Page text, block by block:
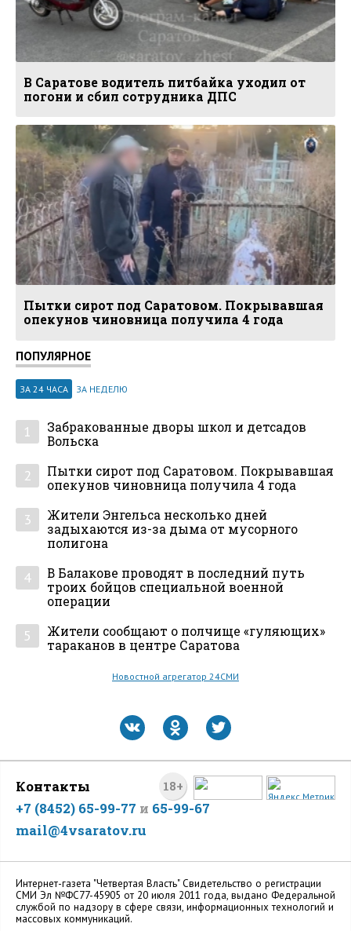
В Саратове водитель питбайка уходил от
погони и сбил сотрудника ДПС
Пытки сирот под Саратовом. Покрывавшая
опекунов чиновница получила 4 года
ПОПУЛЯРНОЕ
ЗА 24 ЧАСА ЗА НЕДЕЛЮ
1
Забракованные дворы школ и детсадов
Вольска
2
Пытки сирот под Саратовом. Покрывавшая
опекунов чиновница получила 4 года
3
Жители Энгельса несколько дней
задыхаются из-за дыма от мусорного
полигона
4
В Балакове проводят в последний путь
троих бойцов специальной военной
операции
5
Жители сообщают о полчище «гуляющих»
тараканов в центре Саратова
Новостной агрегатор 24СМИ
18+
Контакты
+7 (8452) 65-99-77 и 65-99-67
mail@4vsaratov.ru
Интернет-газета "Четвертая Власть" Cвидетельство о регистрации
СМИ Эл №ФС77-45905 от 20 июля 2011 года, выдано Федеральной
службой по надзору в сфере связи, информационных технологий и
массовых коммуникаций.